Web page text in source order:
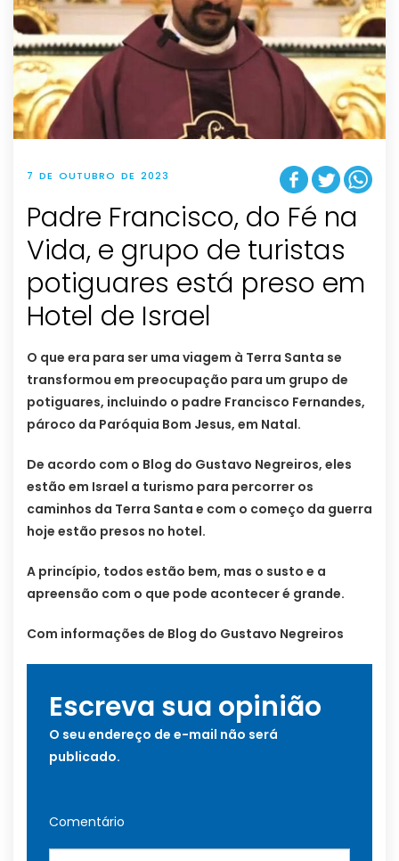
7 DE OUTUBRO DE 2023
Padre Francisco, do Fé na
Vida, e grupo de turistas
potiguares está preso em
Hotel de Israel
O que era para ser uma viagem à Terra Santa se
transformou em preocupação para um grupo de
potiguares, incluindo o padre Francisco Fernandes,
pároco da Paróquia Bom Jesus, em Natal.
De acordo com o Blog do Gustavo Negreiros, eles
estão em Israel a turismo para percorrer os
caminhos da Terra Santa e com o começo da guerra
hoje estão presos no hotel.
A princípio, todos estão bem, mas o susto e a
apreensão com o que pode acontecer é grande.
Com informações de Blog do Gustavo Negreiros
Escreva sua opinião
O seu endereço de e-mail não será
publicado.
Comentário